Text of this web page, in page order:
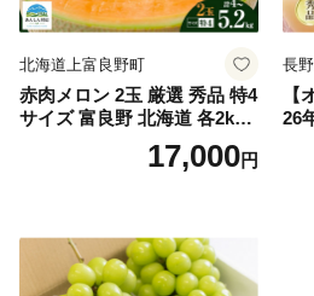
北海道上富良野町
赤肉メロン 2玉 厳選 秀品 特4
サイズ 富良野 北海道 各2kg
～2.6kg 2玉 セット ファーム
富良野 メロン めろん 果物 く
17,000円
長
【
26
行
ア